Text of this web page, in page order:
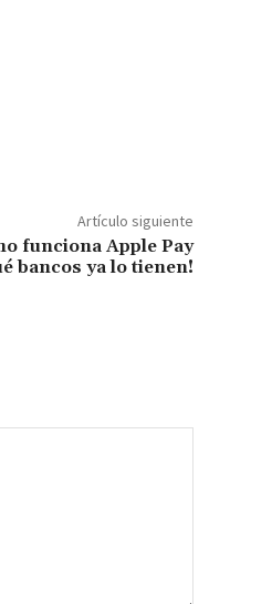
Artículo siguiente
funciona Apple Pay
bancos ya lo tienen!